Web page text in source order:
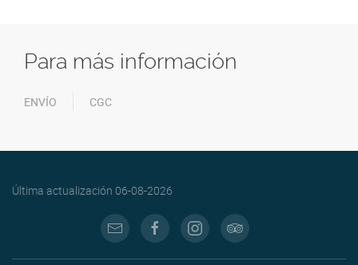
Para más información
ENVÍO CGC
Última actualización 06-08-2026